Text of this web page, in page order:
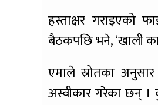
हस्ताक्षर गराइएको
बैठकपछि भने, ‘खाली
एमाले स्रोतका
अस्वीकार गरेका छन् ।